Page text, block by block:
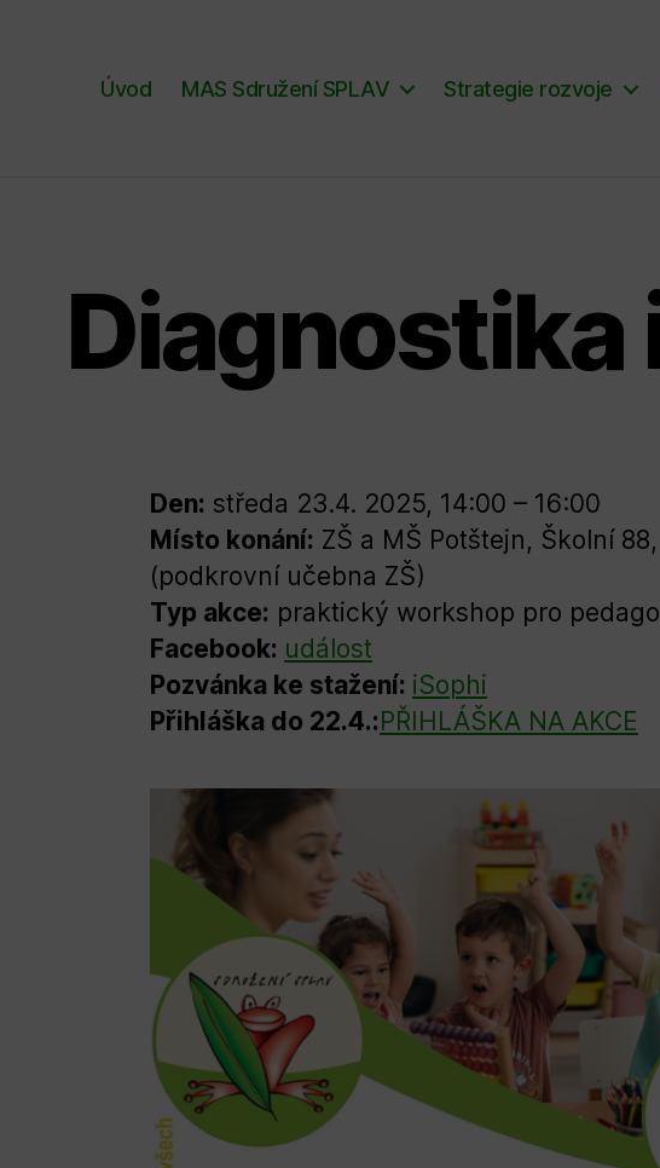
Úvod MAS Sdružení SPLAV Strategie rozvoje
Diagnostika
Den: středa 23.4. 2025, 14:00 – 16:00
Místo konání: ZŠ a MŠ Potštejn, Školní
(podkrovní učebna ZŠ)
Typ akce: praktický workshop pro
Facebook: událost
Pozvánka ke stažení: iSophi
Přihláška do 22.4.:PŘIHLÁŠKA NA AKCE